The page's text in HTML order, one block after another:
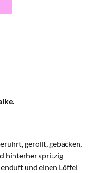
gerollt, gebacken,
hinterher spritzig
und einen Löffel